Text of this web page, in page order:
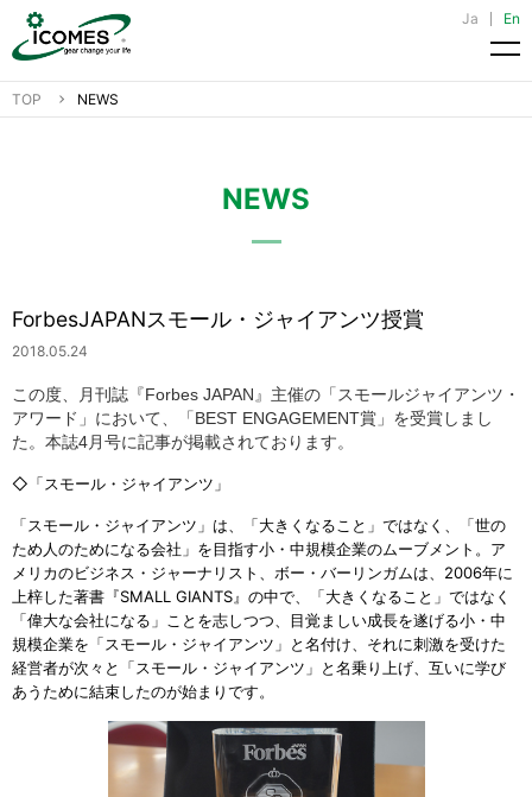
Ja En
メ
TOP NEWS
NEWS
ForbesJAPANスモール・ジャイアンツ授賞
2018.05.24
この度、月刊誌『Forbes JAPAN』主催の「スモールジャイアンツ・
アワード」において、「BEST ENGAGEMENT賞」を受賞しまし
た。本誌4月号に記事が掲載されております。
◇「スモール・ジャイアンツ」
「スモール・ジャイアンツ」は、「大きくなること」ではなく、「世の
ため人のためになる会社」を目指す小・中規模企業のムーブメント。ア
メリカのビジネス・ジャーナリスト、ボー・バーリンガムは、2006年に
上梓した著書『SMALL GIANTS』の中で、「大きくなること」ではなく
「偉大な会社になる」ことを志しつつ、目覚ましい成長を遂げる小・中
規模企業を「スモール・ジャイアンツ」と名付け、それに刺激を受けた
経営者が次々と「スモール・ジャイアンツ」と名乗り上げ、互いに学び
あうために結束したのが始まりです。